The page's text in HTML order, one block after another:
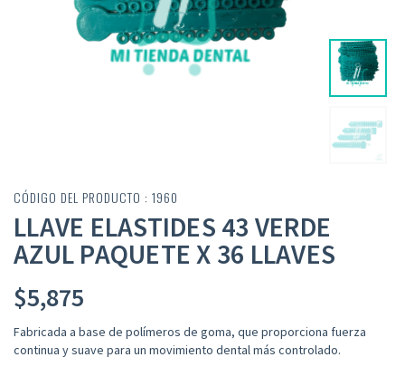
CÓDIGO DEL PRODUCTO : 1960
LLAVE ELASTIDES 43 VERDE
AZUL PAQUETE X 36 LLAVES
$5,875
Fabricada a base de polímeros de goma, que proporciona fuerza
continua y suave para un movimiento dental más controlado.